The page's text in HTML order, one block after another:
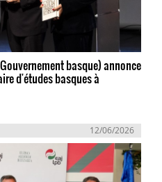
basque) annonce
d'études basques à
12/06/2026